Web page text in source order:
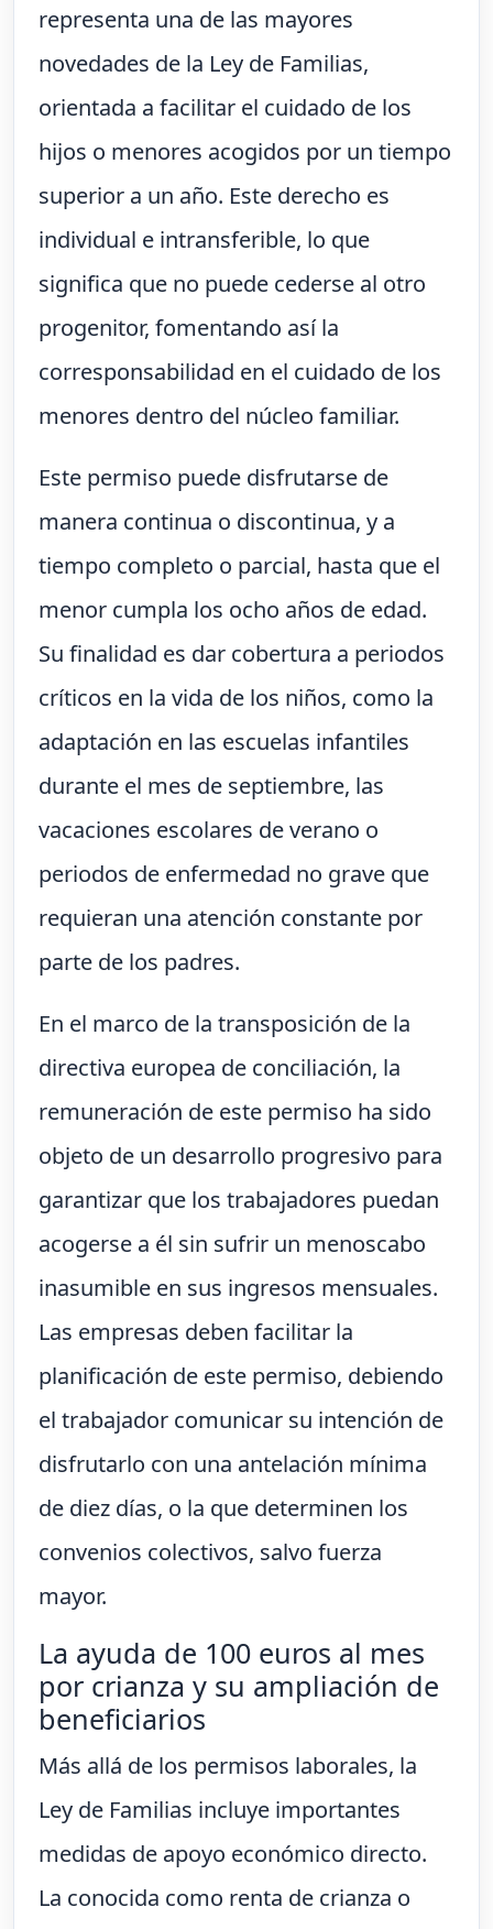
representa una de las mayores
novedades de la Ley de Familias,
orientada a facilitar el cuidado de los
hijos o menores acogidos por un tiempo
superior a un año. Este derecho es
individual e intransferible, lo que
significa que no puede cederse al otro
progenitor, fomentando así la
corresponsabilidad en el cuidado de los
menores dentro del núcleo familiar.
Este permiso puede disfrutarse de
manera continua o discontinua, y a
tiempo completo o parcial, hasta que el
menor cumpla los ocho años de edad.
Su finalidad es dar cobertura a periodos
críticos en la vida de los niños, como la
adaptación en las escuelas infantiles
durante el mes de septiembre, las
vacaciones escolares de verano o
periodos de enfermedad no grave que
requieran una atención constante por
parte de los padres.
En el marco de la transposición de la
directiva europea de conciliación, la
remuneración de este permiso ha sido
objeto de un desarrollo progresivo para
garantizar que los trabajadores puedan
acogerse a él sin sufrir un menoscabo
inasumible en sus ingresos mensuales.
Las empresas deben facilitar la
planificación de este permiso, debiendo
el trabajador comunicar su intención de
disfrutarlo con una antelación mínima
de diez días, o la que determinen los
convenios colectivos, salvo fuerza
mayor.
La ayuda de 100 euros al mes
por crianza y su ampliación de
beneficiarios
Más allá de los permisos laborales, la
Ley de Familias incluye importantes
medidas de apoyo económico directo.
La conocida como renta de crianza o